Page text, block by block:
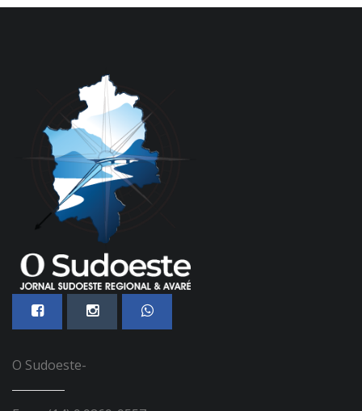
O Sudoeste-